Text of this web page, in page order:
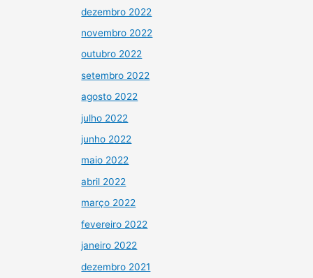
dezembro 2022
novembro 2022
outubro 2022
setembro 2022
agosto 2022
julho 2022
junho 2022
maio 2022
abril 2022
março 2022
fevereiro 2022
janeiro 2022
dezembro 2021